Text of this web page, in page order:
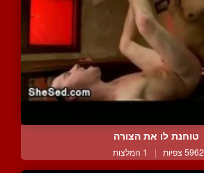
טוחנת לו את הצורה
5962 צפיות | 1 המלצות